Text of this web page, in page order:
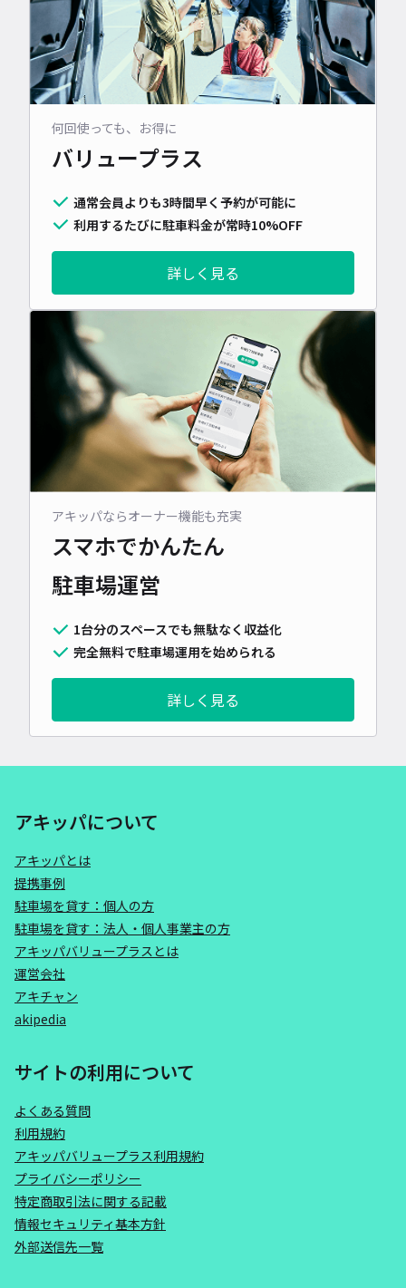
何回使っても、お得に
バリュープラス
通常会員よりも3時間早く予約が可能に
利用するたびに駐車料金が常時10%OFF
詳しく見る
アキッパならオーナー機能も充実
スマホでかんたん
駐車場運営
1台分のスペースでも無駄なく収益化
完全無料で駐車場運用を始められる
詳しく見る
アキッパについて
アキッパとは
提携事例
駐車場を貸す：個人の方
駐車場を貸す：法人・個人事業主の方
アキッパバリュープラスとは
運営会社
アキチャン
akipedia
サイトの利用について
よくある質問
利用規約
アキッパバリュープラス利用規約
プライバシーポリシー
特定商取引法に関する記載
情報セキュリティ基本方針
外部送信先一覧